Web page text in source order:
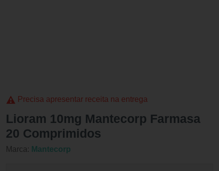
Precisa apresentar receita na entrega
Lioram 10mg Mantecorp Farmasa
20 Comprimidos
Marca: Mantecorp